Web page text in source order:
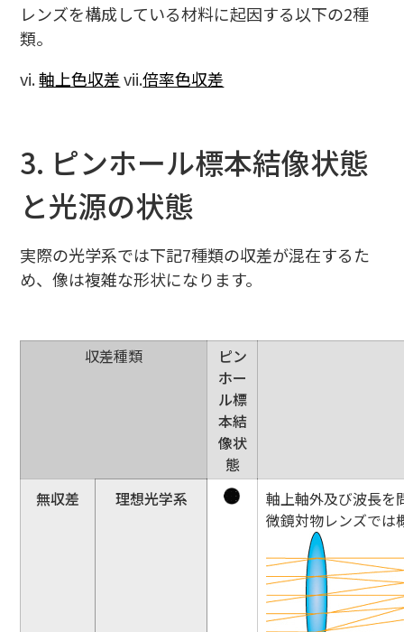
レンズを構成している材料に起因する以下の2種
類。
vi.軸上色収差vii.倍率色収差
3. ピンホール標本結像状態
と光源の状態
実際の光学系では下記7種類の収差が混在するた
め、像は複雑な形状になります。
収差種類
ピン
ホー
ル標
本結
像状
態
無収差
理想光学系
軸上軸外及び波長を
微鏡対物レンズでは